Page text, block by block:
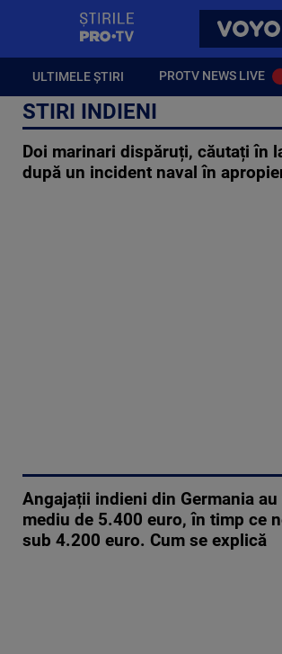
VOYO
ULTIMELE ȘTIRI PROTV NEWS LIVE
STIRI INDIENI
Doi marinari dispăruți, căutați în
după un incident naval în
Angajații indieni din Germania
mediu de 5.400 euro, în timp ce
sub 4.200 euro. Cum se explică